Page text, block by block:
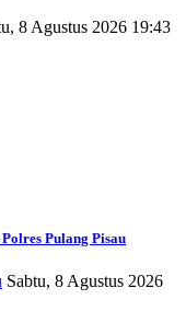
8 Agustus 2026 19:43
Pulang Pisau
Sabtu, 8 Agustus 2026